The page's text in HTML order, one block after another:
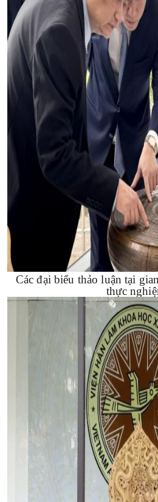
Các đại biểu thảo luận tại
thực